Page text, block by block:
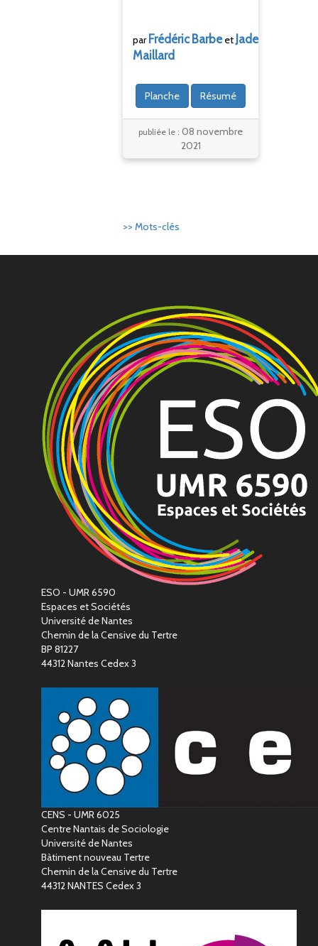
parFrédéric Barbeet Jade
Maillard
Planche Résumé
publiée le :08 novembre
2021
>> Mots-clés
ESO - UMR 6590
Espaces et Sociétés
Université de Nantes
Chemin de la Censive du Tertre
BP 81227
44312 Nantes Cedex 3
CENS - UMR 6025
Centre Nantais de Sociologie
Université de Nantes
Bàtiment nouveau Tertre
Chemin de la Censive du Tertre
44312 NANTES Cedex 3